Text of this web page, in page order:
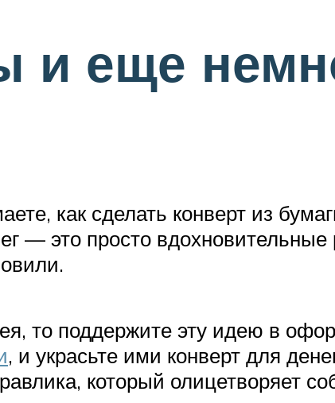
еще
как сделать конверт из
— это просто
то поддержите эту идею в
, и украсьте ими конверт для
который олицетворяет